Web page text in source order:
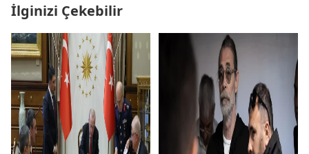
İlginizi Çekebilir